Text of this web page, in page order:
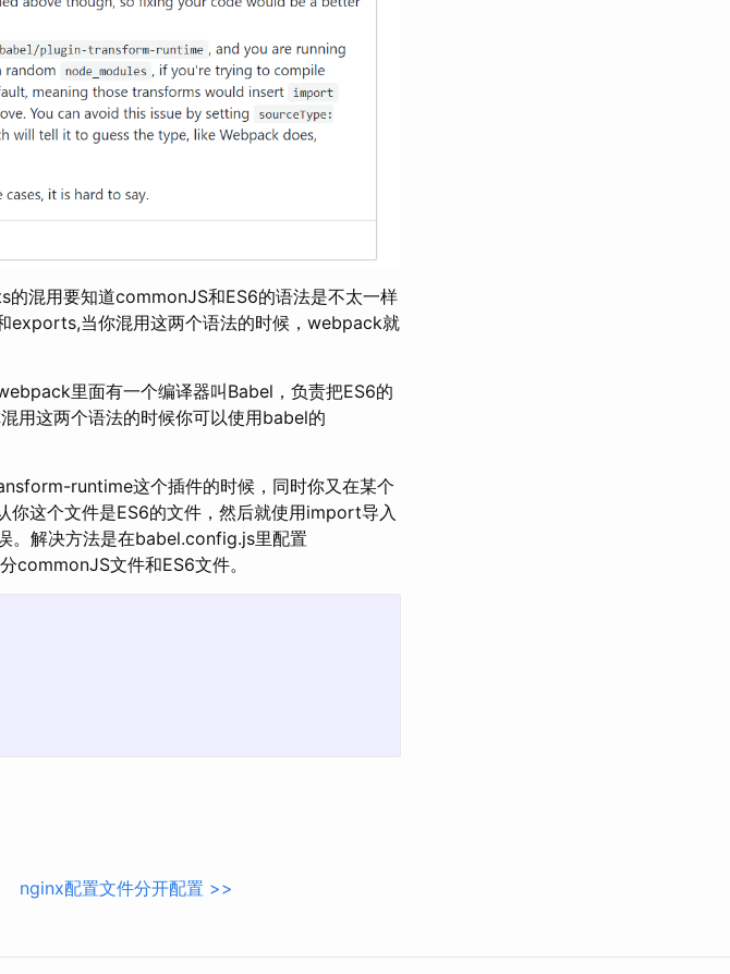
混用要知道commonJS和ES6的语法是不太一样
当你混用这两个语法的时候，webpack就
里面有一个编译器叫Babel，负责把ES6的
用这两个语法的时候你可以使用babel的
runtime这个插件的时候，同时你又在某个
这个文件是ES6的文件，然后就使用import导入
。解决方法是在babel.config.js里配置
文件和ES6文件。
题！【巨坑】
nginx配置文件分开配置 >>